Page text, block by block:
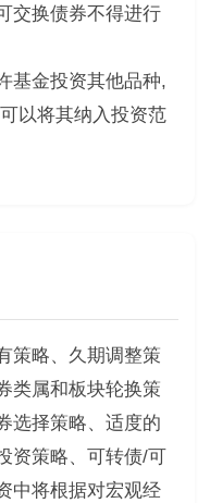
交换债券不得进行
基金投资其他品种,
以将其纳入投资范
策略、久期调整策
类属和板块轮换策
选择策略、适度的
资策略、可转债/可
中将根据对宏观经